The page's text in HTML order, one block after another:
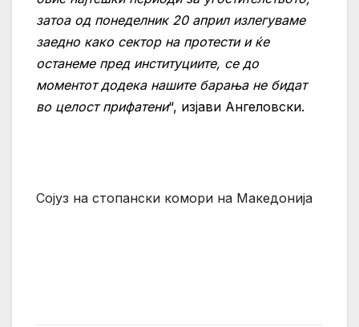
затоа од понеделник 20април излегуваме
заедно како сектор на протести и ќе
останеме пред институциите, се до
моментот додека нашите барања не бидат
во целост прифатени“, изјави Ангеловски.
Сојуз на стопански комори на Мак­­едонија